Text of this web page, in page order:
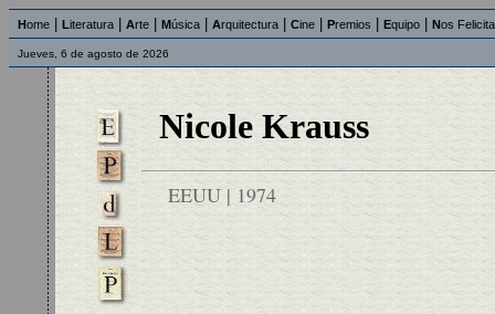
Home Literatura Arte Música Arquitectura Cine Premios Equipo Nos
Jueves, 6 de agosto de 2026
Nicole Krauss
EEUU | 1974